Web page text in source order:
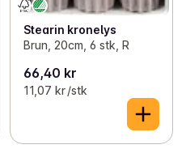
Stearin kronelys
Brun, 20cm, 6 stk, R
66,40 kr
11,07 kr /stk